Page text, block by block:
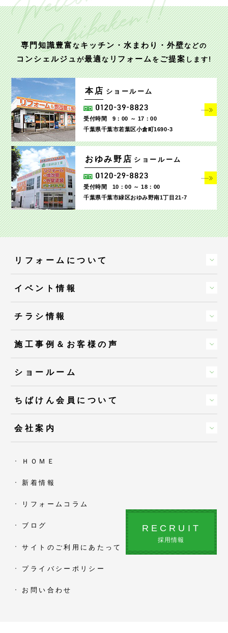
専門知識豊富なキッチン・水まわり・外壁などの
コンシェルジュが最適なリフォームをご提案します!
本店 ショールーム
受付時間
9：00 ～ 17：00
千葉県千葉市若葉区小倉町1690‐3
おゆみ野店 ショールーム
受付時間
10：00 ～ 18：00
千葉県千葉市緑区おゆみ野南1丁目21-7
リフォームについて
イベント情報
チラシ情報
施工事例＆お客様の声
ショールーム
ちばけん会員について
会社案内
ＨＯＭＥ
新着情報
リフォームコラム
ブログ
サイトのご利用にあたって
プライバシーポリシー
お問い合わせ
RECRUIT
採用情報